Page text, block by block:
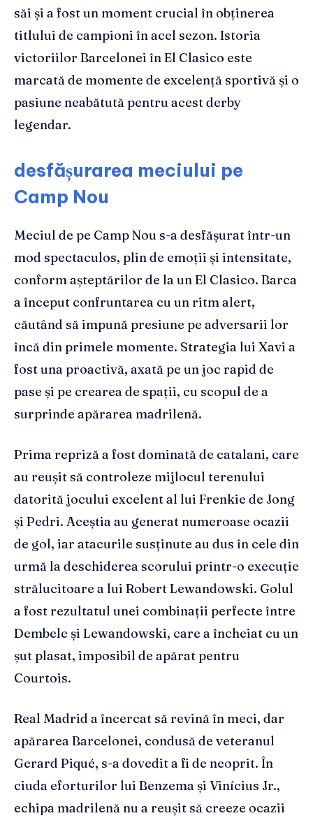
săi și a fost un moment crucial în obținerea
titlului de campioni în acel sezon. Istoria
victoriilor Barcelonei în El Clasico este
marcată de momente de excelență sportivă și o
pasiune neabătută pentru acest derby
legendar.
desfășurarea meciului pe
Camp Nou
Meciul de pe Camp Nou s-a desfășurat într-un
mod spectaculos, plin de emoții și intensitate,
conform așteptărilor de la un El Clasico. Barca
a început confruntarea cu un ritm alert,
căutând să impună presiune pe adversarii lor
încă din primele momente. Strategia lui Xavi a
fost una proactivă, axată pe un joc rapid de
pase și pe crearea de spații, cu scopul de a
surprinde apărarea madrilenă.
Prima repriză a fost dominată de catalani, care
au reușit să controleze mijlocul terenului
datorită jocului excelent al lui Frenkie de Jong
și Pedri. Aceștia au generat numeroase ocazii
de gol, iar atacurile susținute au dus în cele din
urmă la deschiderea scorului printr-o execuție
strălucitoare a lui Robert Lewandowski. Golul
a fost rezultatul unei combinații perfecte între
Dembele și Lewandowski, care a încheiat cu un
șut plasat, imposibil de apărat pentru
Courtois.
Real Madrid a încercat să revină în meci, dar
apărarea Barcelonei, condusă de veteranul
Gerard Piqué, s-a dovedit a fi de neoprit. În
ciuda eforturilor lui Benzema și Vinícius Jr.,
echipa madrilenă nu a reușit să creeze ocazii